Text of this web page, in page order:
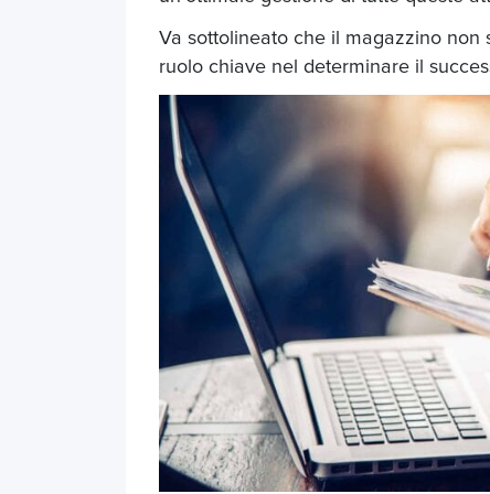
Va sottolineato che il magazzino
ruolo chiave nel determinare il